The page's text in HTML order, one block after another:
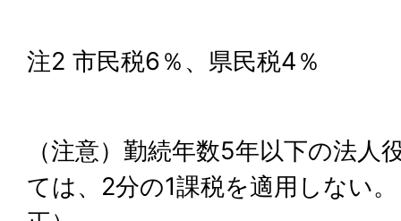
注2 市民税6％、県民税4％
（注意）勤続年数5年以下の法人
ては、2分の1課税を適用しない